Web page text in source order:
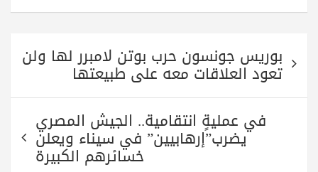
المقالات
بوريس جونسون حرب بوتن لامبرر لها ولن
تعود العلاقات معه على طبيعتها
في عمليةٍ انتقامية.. الجيش المصري
يضرب”إرهابيين” في سيناء ويعلن
خسائرهم الكبيرة